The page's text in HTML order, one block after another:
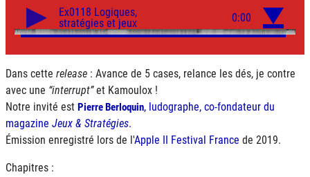
Dans cette release : Avance de 5 cases, relance les dés, je contre
avec une interrupt et Kamoulox !
Notre invité est Pierre Berloquin, ludographe, co-fondateur du
magazine Jeux & Stratégies.
Émission enregistré lors de l'Apple II Festival France de 2019.
Chapitres :